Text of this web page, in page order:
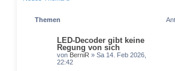
Themen
LED-Decoder gibt keine
Regung von sich
von BerniR » Sa 14. Feb 2026,
22:42